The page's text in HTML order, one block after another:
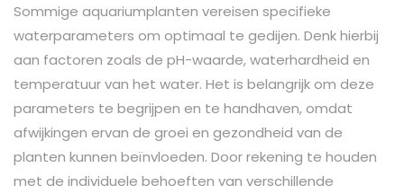
Sommige aquariumplanten vereisen specifieke
waterparameters om optimaal te gedijen. Denk hierbij
aan factoren zoals de pH-waarde, waterhardheid en
temperatuur van het water. Het is belangrijk om deze
parameters te begrijpen en te handhaven, omdat
afwijkingen ervan de groei en gezondheid van de
planten kunnen beïnvloeden. Door rekening te houden
met de individuele behoeften van verschillende